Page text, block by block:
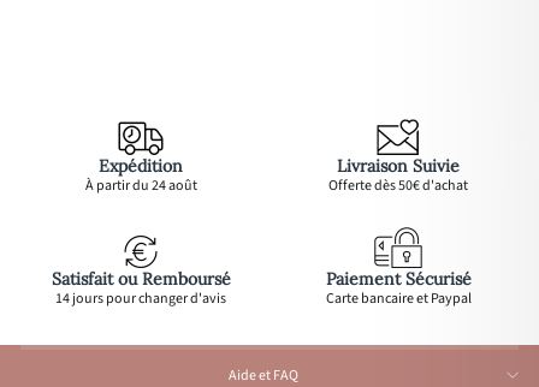
Expédition
À partir du 24 août
Livraison Suivie
Offerte dès 50€ d'achat
Satisfait ou Remboursé
14 jours pour changer d'avis
Paiement Sécurisé
Carte bancaire et Paypal
Aide et FAQ